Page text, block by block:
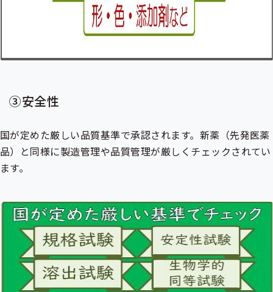
③安全性
国が定めた厳しい品質基準で承認されます。新薬（先発医薬
品）と同様に製造管理や品質管理が厳しくチェックされてい
ます。